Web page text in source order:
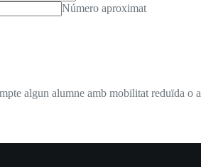
Número aproximat
algun alumne amb mobilitat reduïda o